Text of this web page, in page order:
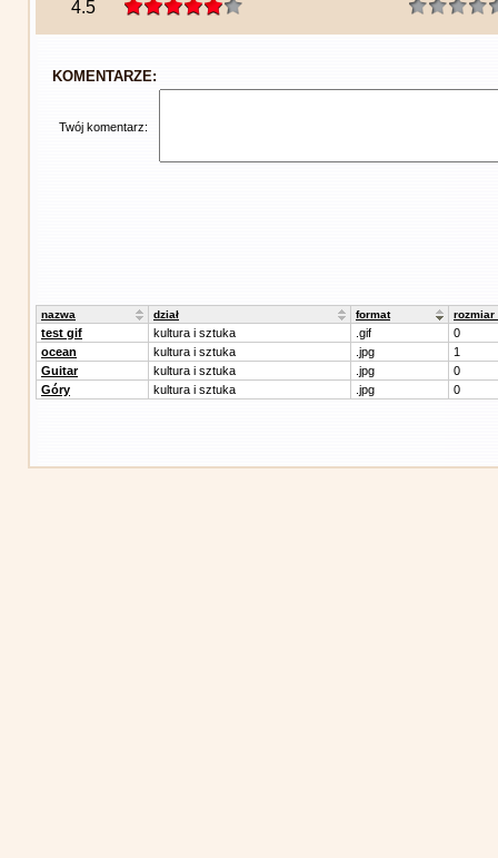
4.5
KOMENTARZE:
Twój komentarz:
nazwa dział format rozmiar
test gif kultura i sztuka .gif
0
ocean
kultura i sztuka .jpg
1
Guitar
kultura i sztuka .jpg
0
Góry
kultura i sztuka .jpg 0